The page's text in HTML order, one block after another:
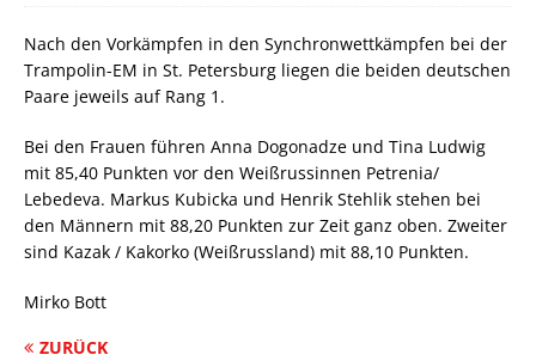
Nach den Vorkämpfen in den Synchronwettkämpfen bei der
Trampolin-EM in St. Petersburg liegen die beiden deutschen
Paare jeweils auf Rang 1.
Bei den Frauen führen Anna Dogonadze und Tina Ludwig
mit 85,40 Punkten vor den Weißrussinnen Petrenia/
Lebedeva. Markus Kubicka und Henrik Stehlik stehen bei
den Männern mit 88,20 Punkten zur Zeit ganz oben. Zweiter
sind Kazak / Kakorko (Weißrussland) mit 88,10 Punkten.
Mirko Bott
ZURÜCK